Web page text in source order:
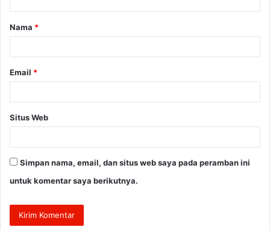
a
r
Nama *
Email *
Situs Web
Simpan nama, email, dan situs web saya pada peramban ini
untuk komentar saya berikutnya.